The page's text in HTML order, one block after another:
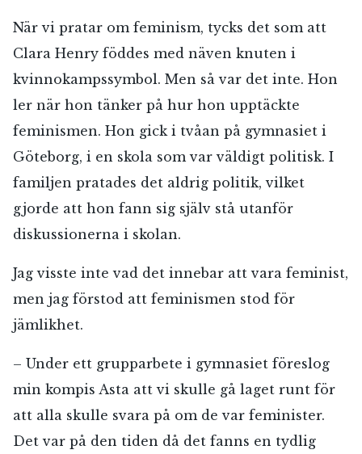
När vi pratar om feminism, tycks det som att
Clara Henry föddes med näven knuten i
kvinnokampssymbol. Men så var det inte. Hon
ler när hon tänker på hur hon upptäckte
feminismen. Hon gick i tvåan på gymnasiet i
Göteborg, i en skola som var väldigt politisk. I
familjen pratades det aldrig politik, vilket
gjorde att hon fann sig själv stå utanför
diskussionerna i skolan.
Jag visste inte vad det innebar att vara feminist,
men jag förstod att feminismen stod för
jämlikhet.
– Under ett grupparbete i gymnasiet föreslog
min kompis Asta att vi skulle gå laget runt för
att alla skulle svara på om de var feminister.
Det var på den tiden då det fanns en tydlig